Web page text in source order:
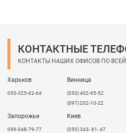
КОНТАКТНЫЕ
КОНТАКТЫ НАШИХ ОФИСОВ ПО
Харьков
050-325-62-64
Винница
(050) 402-95-52
(097) 202-10-22
Запорожье
099-048-79-77
Киев
(050) 343- 81- 47